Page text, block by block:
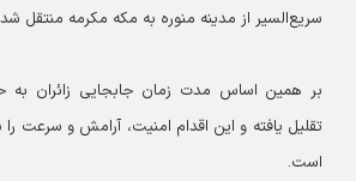
سریع‌السیر از مدینه منوره به مکه مکرمه منتقل
بر همین اساس مدت زمان جابجایی زائران به
تقلیل یافته و این اقدام امنیت، آرامش و سرعت را
است.